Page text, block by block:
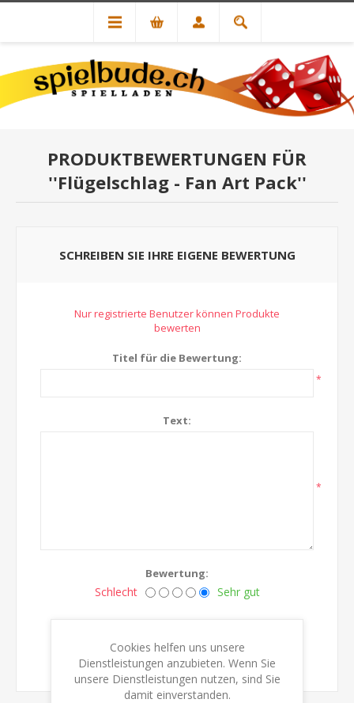
PRODUKTBEWERTUNGEN FÜR
Flügelschlag - Fan Art Pack
SCHREIBEN SIE IHRE EIGENE BEWERTUNG
Nur registrierte Benutzer können Produkte
bewerten
Titel für die Bewertung:
*
Text:
*
Bewertung:
Schlecht Sehr gut
BEWERTUNG ÜBERMITTELN
Cookies helfen uns unsere
Dienstleistungen anzubieten. Wenn Sie
unsere Dienstleistungen nutzen, sind Sie
damit einverstanden.